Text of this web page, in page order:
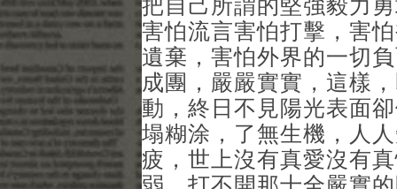
把自己所謂的堅強毅力
害怕流言害怕打擊，害
遺棄，害怕外界的一切
成團，嚴嚴實實，這樣
動，終日不見陽光表面
塌糊涂，了無生機，人
疲，世上沒有真愛沒有